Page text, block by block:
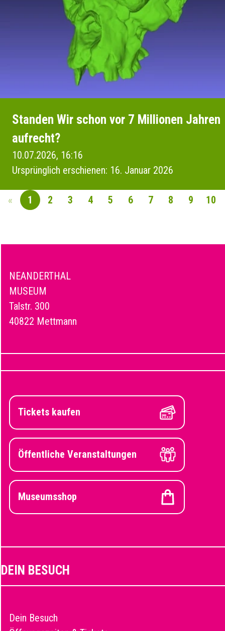
Standen Wir schon vor 7 Millionen Jahren
aufrecht?
10.07.2026, 16:16
Ursprünglich erschienen: 16. Januar 2026
« 1 2 3 4 5 6 7 8 9 10
NEANDERTHAL
MUSEUM
Talstr. 300
40822 Mettmann
Tickets kaufen
Öffentliche Veranstaltungen
Museumsshop
DEIN BESUCH
Dein Besuch